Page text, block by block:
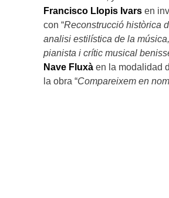
Francisco Llopis Ivars en
con “Reconstrucció històrica
analisi estilística de la
pianista i crític musical
Nave Fluxà en la modalidad
la obra “Compareixem en